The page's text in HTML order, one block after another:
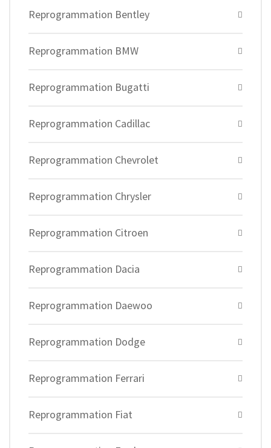
Reprogrammation Bentley
Reprogrammation BMW
Reprogrammation Bugatti
Reprogrammation Cadillac
Reprogrammation Chevrolet
Reprogrammation Chrysler
Reprogrammation Citroen
Reprogrammation Dacia
Reprogrammation Daewoo
Reprogrammation Dodge
Reprogrammation Ferrari
Reprogrammation Fiat